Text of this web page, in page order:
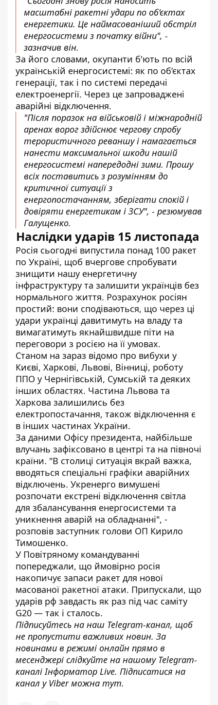
масштабні ракетні удари по об‘єктах
енергетики. Це наймасованіший обстріл
енергосистеми з початку війни", -
зазначив він.
За його словами, окупанти б'ють по всій
українській енергосистемі: як по об‘єктах
генерації, так і по системі передачі
електроенергії. Через це запроваджені
аварійні відключення.
"Після поразок на військовій і міжнародній
аренах ворог здійснює чергову спробу
терористичного реваншу і намагається
нанести максимальної шкоди нашій
енергосистемі напередодні зими. Прошу
всіх поставитись з розумінням до
критичної ситуації з
енергопостачанням, зберігати спокій і
довіряти енергетикам і ЗСУ", - резюмував
Галущенко.
Наслідки ударів 15 листопада
Росія сьогодні випустила понад 100 ракет
по Україні, щоб вчергове спробувати
знищити нашу енергетичну
інфраструктуру та залишити українців без
нормального життя. Розрахунок росіян
простий: вони сподіваються, що через ці
удари українці давитимуть на владу та
вимагатимуть якнайшвидше піти на
переговори з росією на її умовах.
Станом на зараз відомо про вибухи у
Києві, Харкові, Львові, Вінниці, роботу
ППО у Чернігівській, Сумській та деяких
інших областях. Частина Львова та
Харкова залишились без
електропостачання, також відключення є
в інших частинах України.
За даними Офісу президента, найбільше
влучань зафіксовано в центрі та на півночі
країни. "В столиці ситуація вкрай важка,
вводяться спеціальні графіки аварійних
відключень. Укренерго вимушені
розпочати екстрені відключення світла
для збалансування енергосистеми та
уникнення аварій на обладнанні", -
розповів заступник голови ОП Кирило
Тимошенко.
У Повітряному командуванні
попереджали, що ймовірно росія
накопичує запаси ракет для нової
масованої ракетної атаки. Припускали, що
ударів рф завдасть як раз під час саміту
G20 — так і сталось.
Підписуйтесь на наш Telegram-канал, щоб
не пропустити важливих новин. За
новинами в режимі онлайн прямо в
месенджері слідкуйте на нашому Telegram-
каналіІнформатор Live. Підписатися на
канал у Viber можна тут.